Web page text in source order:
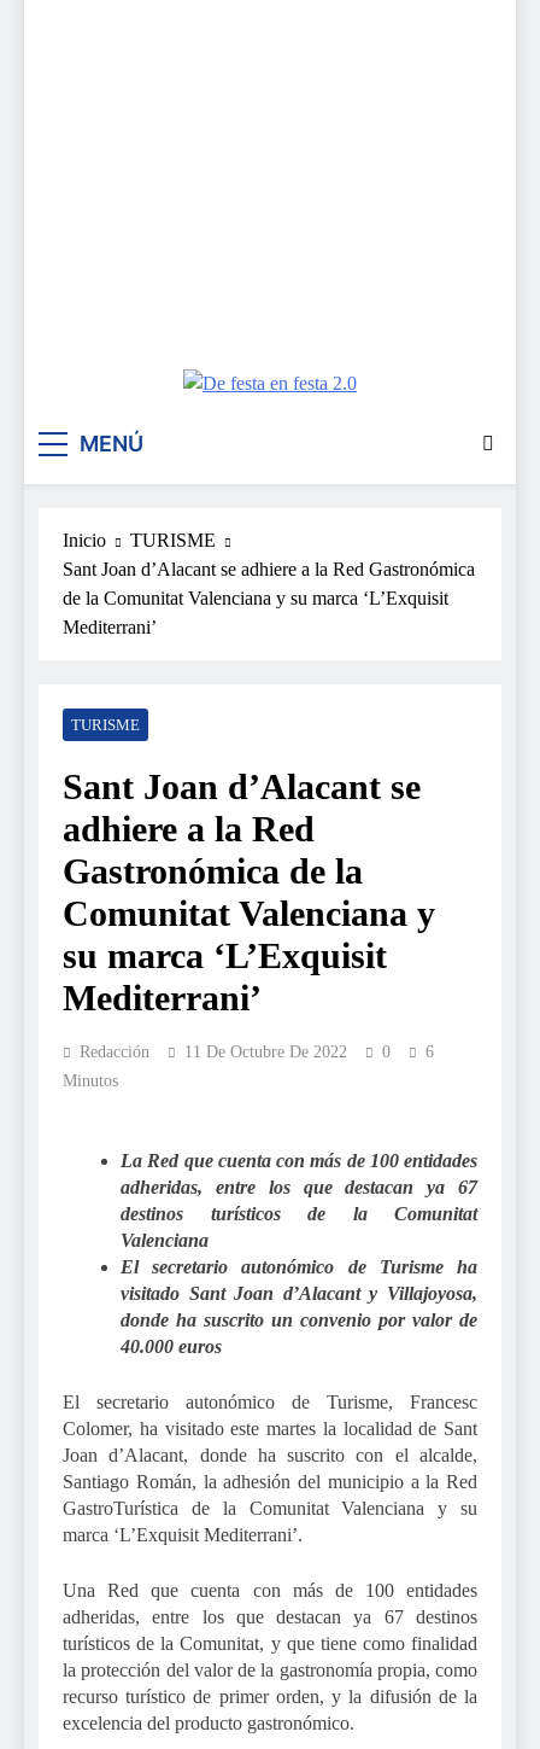
MENÚ
Inicio
TURISME
Sant Joan d’Alacant se adhiere a la Red Gastronómica
de la Comunitat Valenciana y su marca ‘L’Exquisit
Mediterrani’
TURISME
Sant Joan d’Alacant se
adhiere a la Red
Gastronómica de la
Comunitat Valenciana y
su marca ‘L’Exquisit
Mediterrani’
Redacción 11 De Octubre De 2022 0
6
Minutos
La Red que cuenta con más de 100 entidades
adheridas, entre los que destacan ya 67
destinos turísticos de la Comunitat
Valenciana
El secretario autonómico de Turisme ha
visitado Sant Joan d’Alacant y Villajoyosa,
donde ha suscrito un convenio por valor de
40.000 euros
El secretario autonómico de Turisme, Francesc
Colomer, ha visitado este martes la localidad de Sant
Joan d’Alacant, donde ha suscrito con el alcalde,
Santiago Román, la adhesión del municipio a la Red
GastroTurística de la Comunitat Valenciana y su
marca ‘L’Exquisit Mediterrani’.
Una Red que cuenta con más de 100 entidades
adheridas, entre los que destacan ya 67 destinos
turísticos de la Comunitat, y que tiene como finalidad
la protección del valor de la gastronomía propia, como
recurso turístico de primer orden, y la difusión de la
excelencia del producto gastronómico.